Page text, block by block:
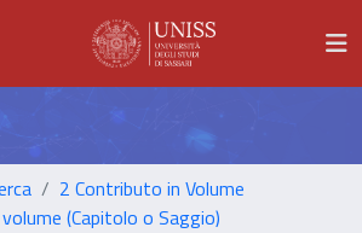
2 Contributo in Volume
(Capitolo o Saggio)